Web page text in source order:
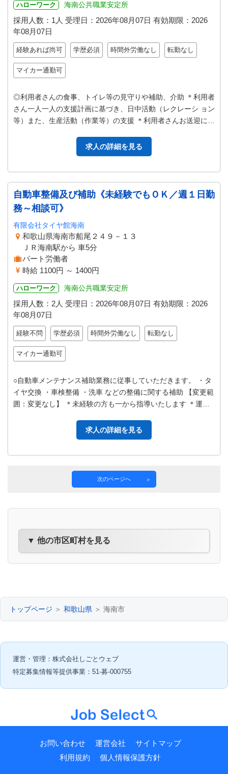
ハローワーク 海南公共職業安定所
採用人数：1人 受理日： 2026年08月07日 有効期限： 2026
年08月07日
経験あれば尚可 学歴必須 時間外労働なし 転勤なし
マイカー通勤可
◎利用者さんの食事、トイレ等の見守りや補助、介助 ＊利用者
さん一人一人の支援計画に基づき、日中活動（レクレーシ ョン
等）また、生産活動（作業等）の支援 ＊利用者さんお送迎にお
求人の詳細を見る
自動車整備及び補助《未経験でもＯＫ／週１日勤
務～相談可》
有限会社タイヤ館海南
和歌山県海南市船尾２４９－１３
ＪＲ海南駅から 車5分
パート労働者
時給 1100円 ～ 1400円
ハローワーク 海南公共職業安定所
採用人数：2人 受理日： 2026年08月07日 有効期限： 2026
年08月07日
経験不問 学歴必須 時間外労働なし 転勤なし
マイカー通勤可
○自動車メンテナンス補助業務に従事していただきます。 ・タ
イヤ交換 ・車検整備 ・洗車 などの整備に関する補助 【変更範
囲：変更なし】 ＊未経験の方も一から指導いたします ＊運転
求人の詳細を見る
次のページへ
▼ 他の市区町村を見る
トップページ ＞ 和歌山県 ＞ 海南市
運営・管理：株式会社しごとウェブ
特定募集情報等提供事業：51-募-000755
お問い合わせ 運営会社
サイトマップ
利用規約
個人情報保護方針